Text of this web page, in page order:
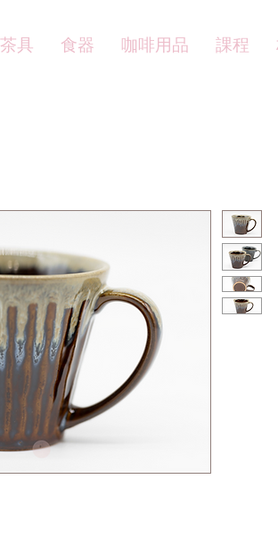
茶具 食器 咖啡用品 課程